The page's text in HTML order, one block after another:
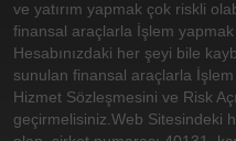
ve yatırım yapmak çok riskli
finansal araçlarla İşlem
Hesabınızdaki her şeyi bile
sunulan finansal araçlarla
Hizmet Sözleşmesini ve Risk
geçirmelisiniz. Web Sitesindeki